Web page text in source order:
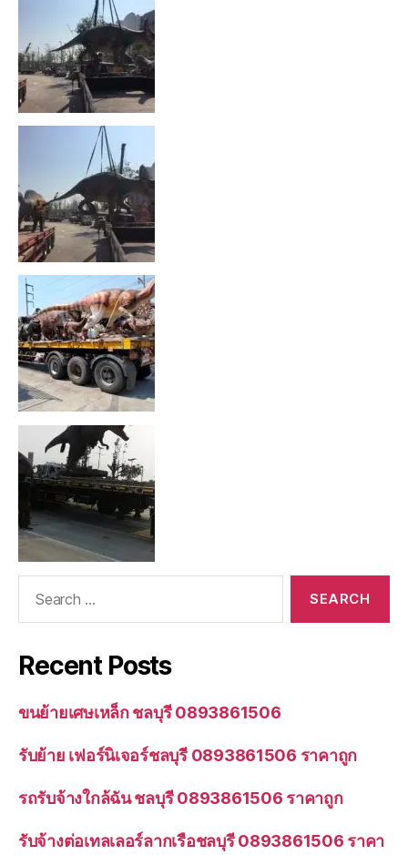
Recent Posts
ขนย้ายเศษเหล็ก ชลบุรี 0893861506
รับย้าย เฟอร์นิเจอร์ชลบุรี 0893861506 ราคาถูก
รถรับจ้างใกล้ฉัน ชลบุรี 0893861506 ราคาถูก
รับจ้างต่อเทลเลอร์ลากเรือชลบุรี 0893861506 ราคา